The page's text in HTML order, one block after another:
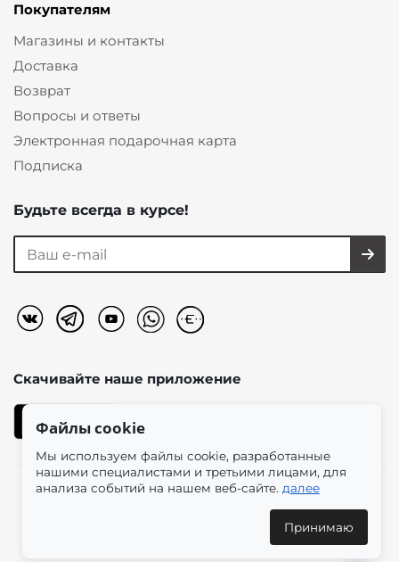
Покупателям
Магазины и контакты
Доставка
Возврат
Вопросы и ответы
Электронная подарочная карта
Подписка
Будьте всегда в курсе!
Скачивайте наше приложение
магазин женской одежды в эстетике plus size.
Доставка по всей России и международным
Файлы cookie
Мы используем файлы cookie, разработанные
нашими специалистами и третьими лицами, для
анализа событий на нашем веб-сайте. далее
Принимаю